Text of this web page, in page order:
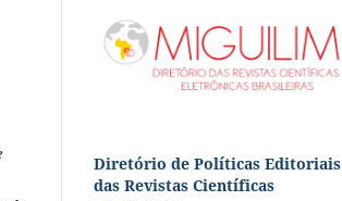
Diretório de Políticas Editoriais
das Revistas Científicas